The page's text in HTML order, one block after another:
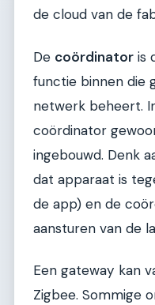
de cloud van de
De coördinator is
functie binnen die
netwerk beheert.
coördinator
ingebouwd. Denk
dat apparaat is
de app) en de
aansturen van de
Een gateway kan
Zigbee. Sommige